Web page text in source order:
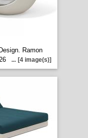
Design. Ramon
... [4 image(s)]